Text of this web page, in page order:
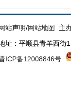
站声明/网站地图
主
址：平顺县青羊西
ICP备12008846号